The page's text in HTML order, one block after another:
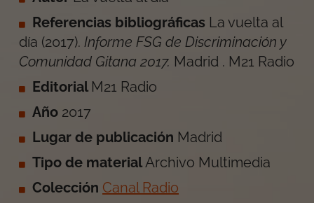
Referencias bibliográficas La vuelta al
día (2017). Informe FSG de Discriminación y
Comunidad Gitana 2017. Madrid . M21 Radio
Editorial M21 Radio
Año 2017
Lugar de publicación Madrid
Tipo de material Archivo Multimedia
Colección Canal Radio